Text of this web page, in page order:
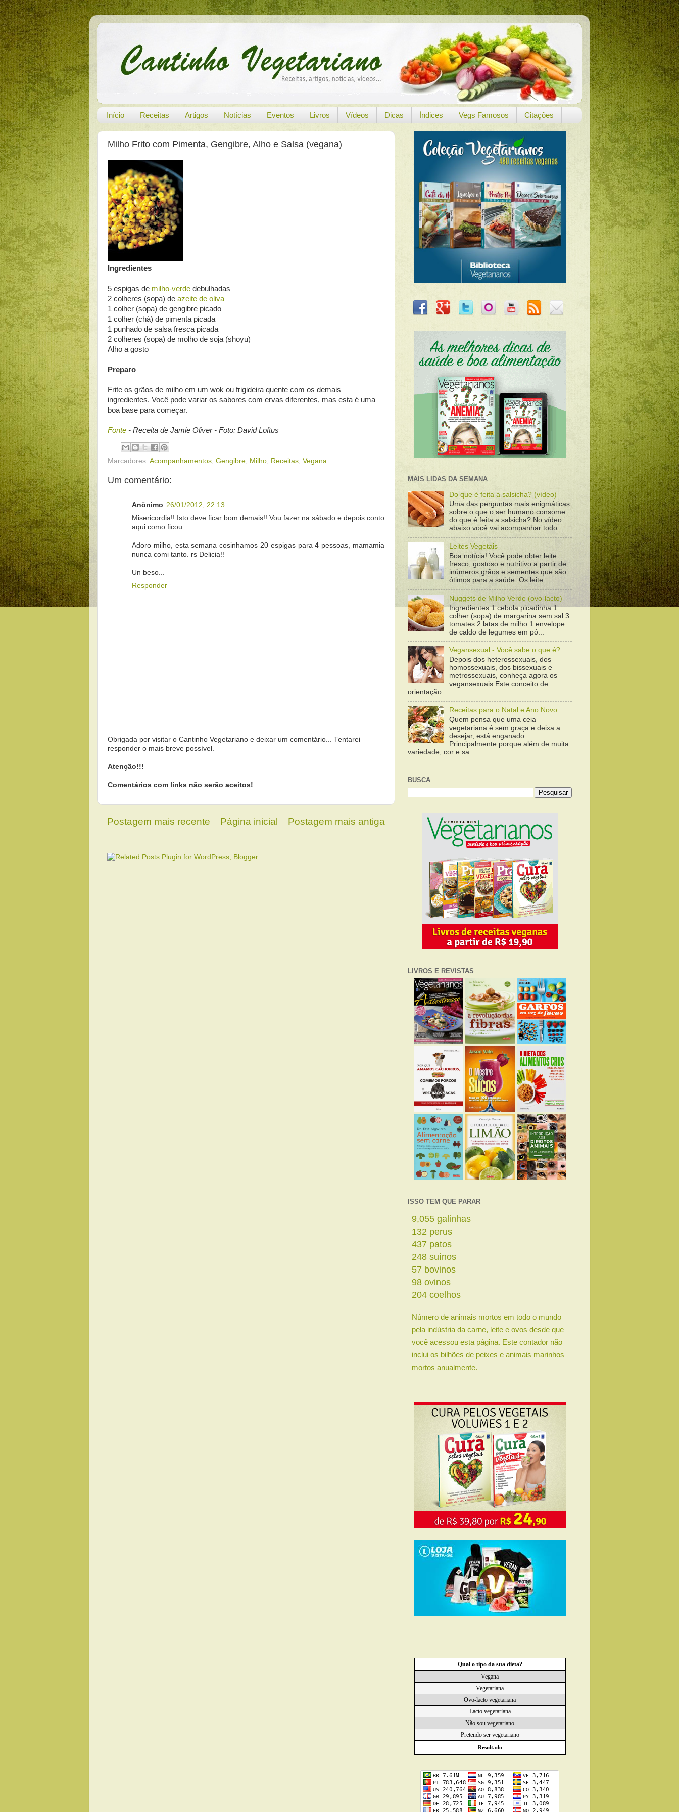
Início Receitas Artigos Notícias Eventos Livros Vídeos Dicas Índices Vegs Famosos Citações
Milho Frito com Pimenta, Gengibre, Alho e Salsa (vegana)
Ingredientes
5 espigas de milho-verde debulhadas
2 colheres (sopa) de azeite de oliva
1 colher (sopa) de gengibre picado
1 colher (chá) de pimenta picada
1 punhado de salsa fresca picada
2 colheres (sopa) de molho de soja (shoyu)
Alho a gosto
Preparo
Frite os grãos de milho em um wok ou frigideira quente com os demais
ingredientes. Você pode variar os sabores com ervas diferentes, mas esta é uma
boa base para começar.
Fonte - Receita de Jamie Oliver - Foto: David Loftus
Marcadores: Acompanhamentos Gengibre Milho Receitas Vegana
Um comentário:
Anônimo 26/01/2012, 22:13
Misericordia!! Isto deve ficar bom demais!! Vou fazer na sábado e depois conto
aqui como ficou.
Adoro milho, esta semana cosinhamos 20 espigas para 4 pessoas, mamamia
nunca comi tanto. rs Delicia!!
Un beso...
Responder
Obrigada por visitar o Cantinho Vegetariano e deixar um comentário... Tentarei
responder o mais breve possível.
Atenção!!!
Comentários com links não serão aceitos!
Postagem mais recente Postagem mais antiga
Página inicial
MAIS LIDAS DA SEMANA
Do que é feita a salsicha? (vídeo)
Uma das perguntas mais enigmáticas
sobre o que o ser humano consome:
do que é feita a salsicha? No vídeo
abaixo você vai acompanhar todo ...
Leites Vegetais
Boa notícia! Você pode obter leite
fresco, gostoso e nutritivo a partir de
inúmeros grãos e sementes que são
ótimos para a saúde. Os leite...
Nuggets de Milho Verde (ovo-lacto)
Ingredientes 1 cebola picadinha 1
colher (sopa) de margarina sem sal 3
tomates 2 latas de milho 1 envelope
de caldo de legumes em pó...
Vegansexual - Você sabe o que é?
Depois dos heterossexuais, dos
homossexuais, dos bissexuais e
metrossexuais, conheça agora os
vegansexuais Este conceito de
orientação...
Receitas para o Natal e Ano Novo
Quem pensa que uma ceia
vegetariana é sem graça e deixa a
desejar, está enganado.
Principalmente porque além de muita
variedade, cor e sa...
BUSCA
LIVROS E REVISTAS
ISSO TEM QUE PARAR
10,903 galinhas
158 perus
526 patos
298 suínos
68 bovinos
118 ovinos
246 coelhos
Número de animais mortos em todo o mundo
pela indústria da carne, leite e ovos desde que
você acessou esta página. Este contador não
inclui os bilhões de peixes e animais marinhos
mortos anualmente.
Qual o tipo da sua dieta?
Vegana
Vegetariana
Ovo-lacto vegetariana
Lacto vegetariana
Não sou vegetariano
Pretendo ser vegetariano
Resultado